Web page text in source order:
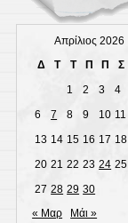
Απρίλιος 2026
Δ
Τ Τ Π Π Σ
1
2 3 4
6
7 8 9 10 11
13 14 15 16 17 18
20 21 22 23 24 25
27 28 29 30
« Μαρ
Μάι »